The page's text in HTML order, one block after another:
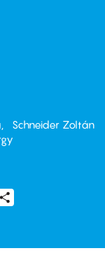
Schneider Zoltán